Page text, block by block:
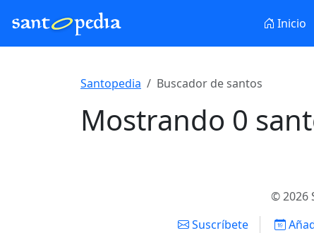
Inicio
Santopedia Buscador de santos
Mostrando 0
© 2026
Suscríbete